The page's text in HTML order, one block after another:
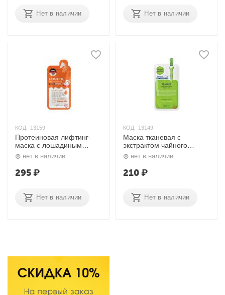
Нет в наличии Нет в наличии
КОД: 13159
Протеиновая лифтинг-
маска с лошадиным
маслом Horse Oil Proatin
Mask 35 гр. Mediheal
нет в наличии
295₽
Нет в наличии
КОД: 13149
Маска тканевая с
экстрактом чайного
дерева Teatree Care
Solution Essential Mask 25
гр. Mediheal
нет в наличии
210₽
Нет в наличии